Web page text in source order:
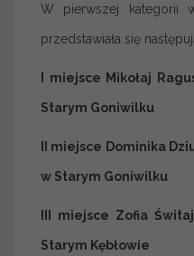
W pierwszej kategorii
przedstawiała się
I miejsce Mikołaj
Starym Goniwilku
II miejsce Dominika
w Starym Goniwilku
III miejsce Zofia
Starym Kębłowie